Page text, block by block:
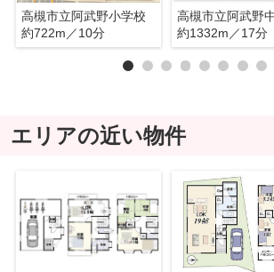
高槻市立阿武野小学校
約722m／10分
高槻市立阿武野
約1332m／17分
エリアの近い物件